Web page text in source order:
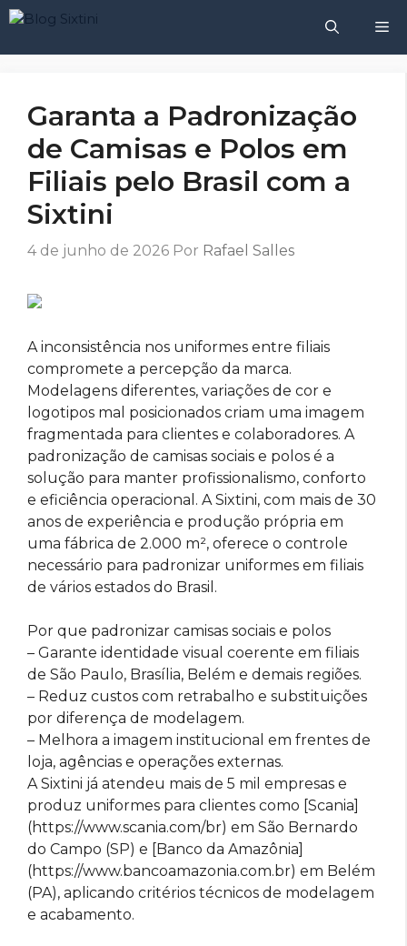
Pular
o
Garanta a Padronização
de Camisas e Polos em
Filiais pelo Brasil com a
Sixtini
4 de junho de 2026 Por Rafael Salles
A inconsistência nos uniformes entre filiais
compromete a percepção da marca.
Modelagens diferentes, variações de cor e
logotipos mal posicionados criam uma imagem
fragmentada para clientes e colaboradores. A
padronização de camisas sociais e polos é a
solução para manter profissionalismo, conforto
e eficiência operacional. A Sixtini, com mais de 30
anos de experiência e produção própria em
uma fábrica de 2.000 m², oferece o controle
necessário para padronizar uniformes em filiais
de vários estados do Brasil.
Por que padronizar camisas sociais e polos
– Garante identidade visual coerente em filiais
de São Paulo, Brasília, Belém e demais regiões.
– Reduz custos com retrabalho e substituições
por diferença de modelagem.
– Melhora a imagem institucional em frentes de
loja, agências e operações externas.
A Sixtini já atendeu mais de 5 mil empresas e
produz uniformes para clientes como [Scania]
(https://www.scania.com/br) em São Bernardo
do Campo (SP) e [Banco da Amazônia]
(https://www.bancoamazonia.com.br) em Belém
(PA), aplicando critérios técnicos de modelagem
e acabamento.